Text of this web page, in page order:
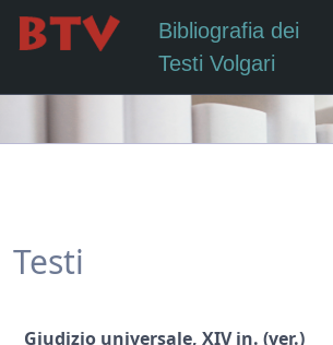
Bibliografia dei
Testi Volgari
Testi
Giudizio universale, XIV in. (ver.)